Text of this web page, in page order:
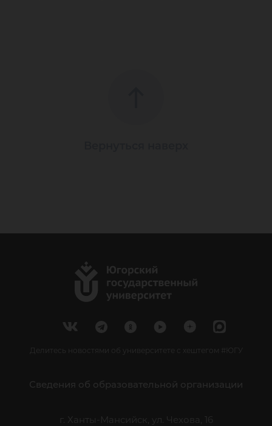
Делитесь новостями об университете с хештегом #ЮГУ
Сведения об образовательной организации
г. Ханты-Мансийск, ул. Чехова, 16